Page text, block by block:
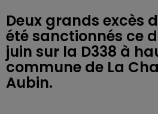
Deux grands excès
été sanctionnés ce
juin sur la D338 à
commune de La
Aubin.